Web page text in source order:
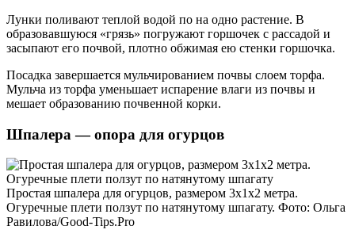
Лунки поливают теплой водой по на одно растение. В
образовавшуюся «грязь» погружают горшочек с рассадой и
засыпают его почвой, плотно обжимая ею стенки горшочка.
Посадка завершается мульчированием почвы слоем торфа.
Мульча из торфа уменьшает испарение влаги из почвы и
мешает образованию почвенной корки.
Шпалера — опора для огурцов
Простая шпалера для огурцов, размером 3х1х2 метра.
Огуречные плети ползут по натянутому шпагату. Фото: Ольга
Равилова/Good-Tips.Pro